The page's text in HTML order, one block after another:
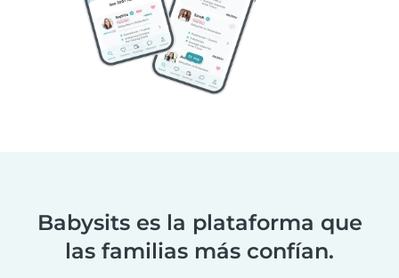
Babysits es la plataforma que
las familias más confían.